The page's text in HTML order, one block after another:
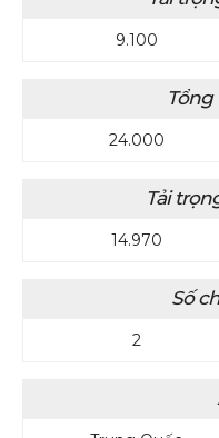
9.100
Tổng
24.000
Tải
14.970
Số
2